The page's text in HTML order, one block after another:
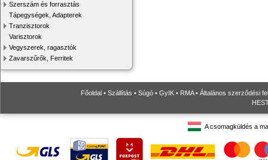
Szerszám és forrasztás
Tápegységek, Adapterek
Tranzisztorok
Varisztorok
Vegyszerek, ragasztók
Zavarszűrők, Ferritek
Főoldal • Szállítás • Súgó • GyIK • RMA• Általános szerződési
A csomagküldés a